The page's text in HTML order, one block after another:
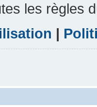
les règles
|